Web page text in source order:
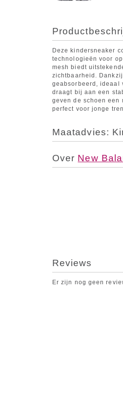
Deze kindersneaker
technologieën voor
mesh biedt
zichtbaarheid.
geabsorbeerd, ideaal
draagt bij aan een
geven de schoen een
perfect voor jonge
Maatadvies:
Over New
Reviews
Er zijn nog geen